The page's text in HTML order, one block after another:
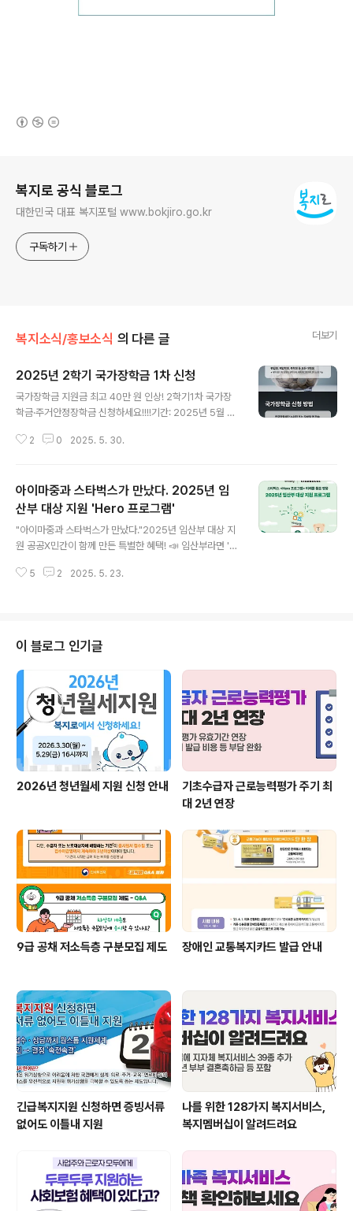
복지로 공식 블로그
대한민국 대표 복지포털 www.bokjiro.go.kr
구독하기
복지소식/홍보소식 의 다른 글 더보기
2025년 2학기 국가장학금 1차 신청
국가장학금 지원금 최고 40만 원 인상! 2학기1차 국가장
학금·주거안정장학금 신청하세요!!!!기간: 2025년 5월 23
학생(재학생은 반드시 이번 1차 기간에 신청)- 방법: 한국
일(금) 9시부터 6월 23일(월) 18시까지"2025학년도 2
학기 1차 국가장학금 신청하세요!
2 0 2025. 5. 30.
아이마중과 스타벅스가 만났다. 2025년 임
산부 대상 지원 'Hero 프로그램'
"아이마중과 스타벅스가 만났다."2025년 임산부 대상 지
원 공공X민간이 함께 만든 특별한 혜택! 📣 임산부라면 '아
하세요! 자세한 내용은 아래 카드뉴스와 아이마중 앱에서
5 2 2025. 5. 23.
이 블로그 인기글
2026년 청년월세 지원 신청 안내
기초수급자 근로능력평가 주기 최
대 2년 연장
9급 공채 저소득층 구분모집 제도 장애인 교통복지카드 발급 안내
긴급복지지원 신청하면 증빙서류
없어도 이틀내 지원
나를 위한 128가지 복지서비스,
복지멤버십이 알려드려요